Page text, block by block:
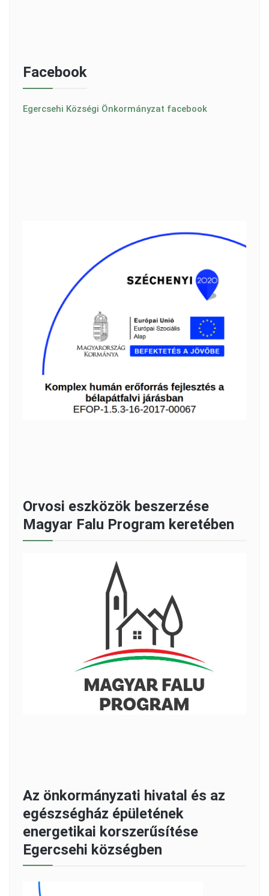
Facebook
Egercsehi Községi Önkormányzat facebook
Orvosi eszközök beszerzése
Magyar Falu Program keretében
Az önkormányzati hivatal és az
egészségház épületének
energetikai korszerűsítése
Egercsehi községben